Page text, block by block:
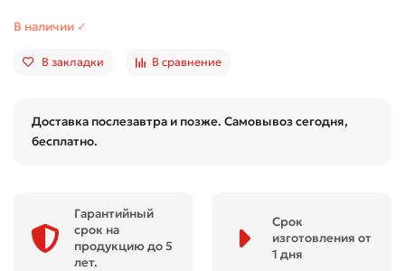
В наличии ✓
В закладки В сравнение
Доставка послезавтра и позже. Самовывоз сегодня,
бесплатно.
Гарантийный
срок на
продукцию до 5
лет.
Срок
изготовления от
1 дня